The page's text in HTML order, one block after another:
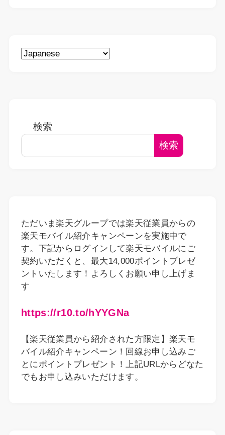
検索
検索
ただいま楽天グループでは楽天従業員からの
楽天モバイル紹介キャンペーンを実施中で
す。下記からログインして楽天モバイルにご
契約いただくと、最大14,000ポイントプレゼ
ントいたします！よろしくお願い申し上げま
す
https://r10.to/hYYGNa
【楽天従業員から紹介された方限定】楽天モ
バイル紹介キャンペーン！回線お申し込みご
とにポイントプレゼント！上記URLからどなた
でもお申し込みいただけます。